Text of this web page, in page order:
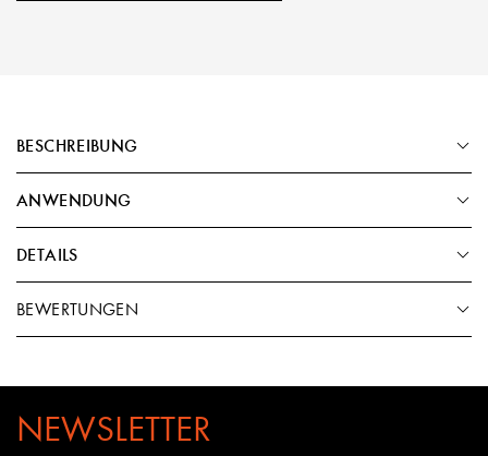
BESCHREIBUNG
ANWENDUNG
DETAILS
BEWERTUNGEN
NEWSLETTER